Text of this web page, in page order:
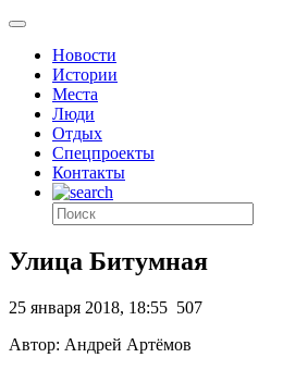
Новости
Истории
Места
Люди
Отдых
Спецпроекты
Контакты
Улица Битумная
25 января 2018, 18:55 507
Автор: Андрей Артёмов